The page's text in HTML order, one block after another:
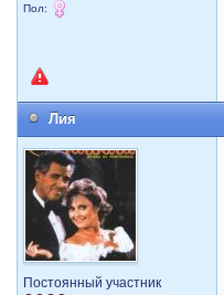
Пол:
Лия
Постоянный участник